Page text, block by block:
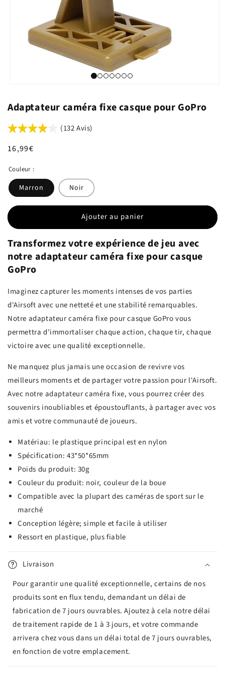
Adaptateur caméra fixe casque pour GoPro
(132 Avis)
Prix
16,99€
Couleur :
Marron Noir
Ajouter au panier
Transformez votre expérience de jeu avec
notre adaptateur caméra fixe pour casque
GoPro
Imaginez capturer les moments intenses de vos parties
d'Airsoft avec une netteté et une stabilité remarquables.
Notre adaptateur caméra fixe pour casque GoPro vous
permettra d'immortaliser chaque action, chaque tir, chaque
victoire avec une qualité exceptionnelle.
Ne manquez plus jamais une occasion de revivre vos
meilleurs moments et de partager votre passion pour l'Airsoft.
Avec notre adaptateur caméra fixe, vous pourrez créer des
souvenirs inoubliables et époustouflants, à partager avec vos
amis et votre communauté de joueurs.
Matériau: le plastique principal est en nylon
Spécification: 43*50*65mm
Poids du produit: 30g
Couleur du produit: noir, couleur de la boue
Compatible avec la plupart des caméras de sport sur le
marché
Conception légère; simple et facile à utiliser
Ressort en plastique, plus fiable
Livraison
Pour garantir une qualité exceptionnelle, certains de nos
produits sont en flux tendu, demandant un délai de
fabrication de 7 jours ouvrables. Ajoutez à cela notre délai
de traitement rapide de 1 à 3 jours, et votre commande
arrivera chez vous dans un délai total de 7 jours ouvrables,
en fonction de votre emplacement.